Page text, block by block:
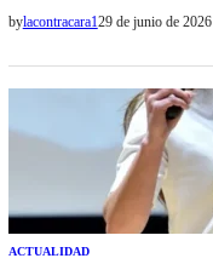
bylacontracara129 de junio de 2026
ACTUALIDAD